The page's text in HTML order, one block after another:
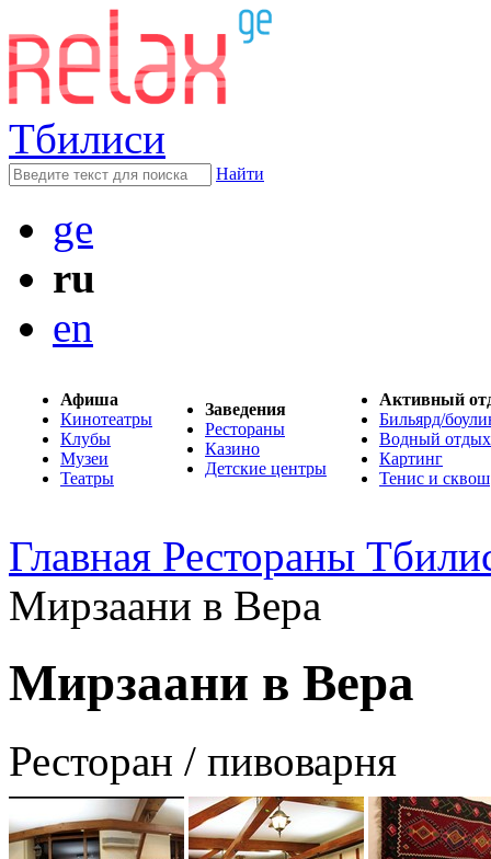
Тбилиси
Найти
ge
ru
en
Афиша
Кинотеатры
Клубы
Музеи
Театры
Заведения
Рестораны
Казино
Детские центры
Активный
Бильярд/
Водный отдых
Картинг
Тенис и сквош
Главная Рестораны
Мирзаани в Вера
Мирзаани в Вера
Ресторан / пивоварня